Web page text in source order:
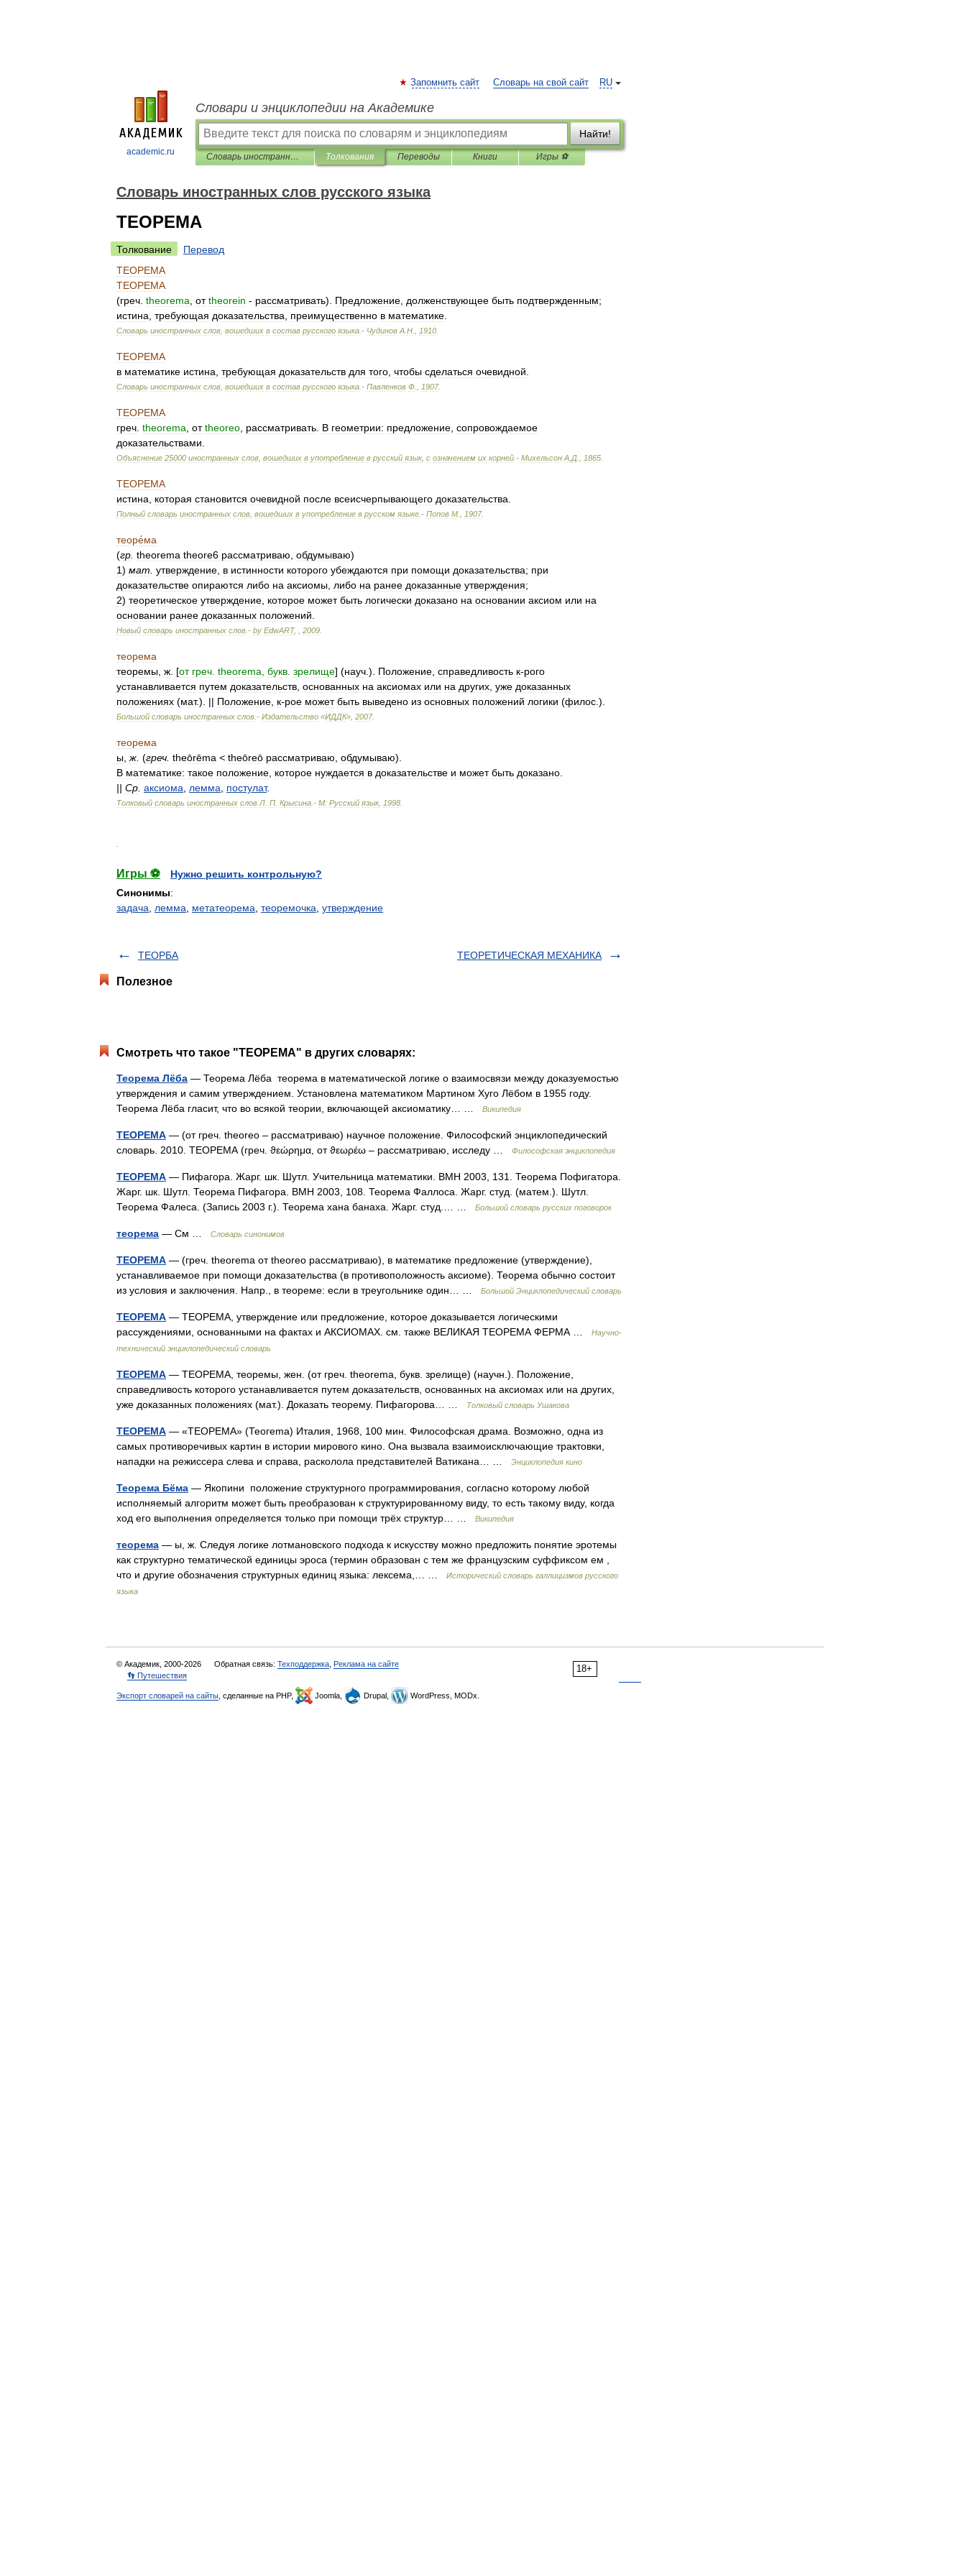
academic.ru
RU
Запомнить сайт Словарь на свой сайт
Словари и энциклопедии на Академике
Найти!
Словарь иностранных слов русского языка Толкования Переводы Книги Игры ⚽
Словарь иностранных слов русского языка
ТЕОРЕМА
Толкование
Перевод
ТЕОРЕМА
ТЕОРЕМА
(греч theorema от theorein - рассматривать). Предложение долженствующее быть подтвержденным;
истина требующая доказательства преимущественно в математике
Словарь иностранных слов вошедших в состав русского языка .- Чудинов А Н 1910
ТЕОРЕМА
в математике истина требующая доказательств для того чтобы сделаться очевидной
Словарь иностранных слов вошедших в состав русского языка .- Павленков Ф 1907.
ТЕОРЕМА
греч theorema от theoreo рассматривать В геометрии: предложение сопровождаемое
доказательствами
Объяснение 25000 иностранных слов вошедших в употребление в русский язык, с означением их корней .- Михельсон А Д 1865
ТЕОРЕМА
истина
которая становится очевидной после всеисчерпывающего доказательства
Полный словарь иностранных слов вошедших в употребление в русском языке .- Попов М 1907.
теоре́ма
(гр theorema theore6 рассматриваю обдумываю)
1) мат утверждение в истинности которого убеждаются при помощи доказательства; при
доказательстве опираются либо на аксиомы либо на ранее доказанные утверждения;
2) теоретическое утверждение которое может быть логически доказано на основании аксиом или на
основании ранее доказанных положений
Новый словарь иностранных слов .- by EdwART, 2009
теорема
теоремы ж . [от греч theorema букв зрелище] (науч .). Положение справедливость к-рого
устанавливается путем доказательств основанных на аксиомах или на других уже доказанных
положениях (мат.). || Положение к-рое может быть выведено из основных положений логики (филос .).
Большой словарь иностранных слов .- Издательство «ИДДК» 2007.
теорема
ы ж (греч theōrēma < theōreō рассматриваю обдумываю).
В математике: такое положение которое нуждается в доказательстве и может быть доказано
|| Ср аксиома лемма постулат.
Толковый словарь иностранных слов Л П Крысина .- М: Русский язык, 1998
Игры ⚽
Нужно решить контрольную?
Синонимы:
задача
лемма метатеорема теоремочка утверждение
ТЕОРБА ТЕОРЕТИЧЕСКАЯ МЕХАНИКА
Полезное
Смотреть что такое "ТЕОРЕМА" в других словарях:
Теорема Лёба — Теорема Лёба теорема в математической логике о взаимосвязи между доказуемостью
утверждения и самим утверждением. Установлена математиком Мартином Хуго Лёбом в 1955 году.
Теорема Лёба гласит, что во всякой теории, включающей аксиоматику… …
Википедия
ТЕОРЕМА — (от греч. theoreo – рассматриваю) научное положение. Философский энциклопедический
словарь. 2010. ТЕОРЕМА (греч. ϑεώρημα, от ϑεωρέω – рассматриваю, исследу …
Философская энциклопедия
ТЕОРЕМА — Пифагора. Жарг. шк. Шутл. Учительница математики. ВМН 2003, 131. Теорема Пофигатора.
Жарг. шк. Шутл. Теорема Пифагора. ВМН 2003, 108. Теорема Фаллоса. Жарг. студ. (матем.). Шутл.
Теорема Фалеса. (Запись 2003 г.). Теорема хана банаха. Жарг. студ.… …
Большой словарь русских поговорок
теорема — См … Словарь синонимов
ТЕОРЕМА — (греч. theorema от theoreo рассматриваю), в математике предложение (утверждение),
устанавливаемое при помощи доказательства (в противоположность аксиоме). Теорема обычно состоит
из условия и заключения. Напр., в теореме: если в треугольнике один… …
Большой Энциклопедический словарь
ТЕОРЕМА — ТЕОРЕМА, утверждение или предложение, которое доказывается логическими
рассуждениями, основанными на фактах и АКСИОМАХ. см. также ВЕЛИКАЯ ТЕОРЕМА ФЕРМА …
Научно-
технический энциклопедический словарь
ТЕОРЕМА — ТЕОРЕМА, теоремы, жен. (от греч. theorema, букв. зрелище) (научн.). Положение,
справедливость которого устанавливается путем доказательств, основанных на аксиомах или на других,
уже доказанных положениях (мат.). Доказать теорему. Пифагорова… …
Толковый словарь Ушакова
ТЕОРЕМА — «ТЕОРЕМА» (Теогеmа) Италия, 1968, 100 мин. Философская драма. Возможно, одна из
самых противоречивых картин в истории мирового кино. Она вызвала взаимоисключающие трактовки,
нападки на режиссера слева и справа, расколола представителей Ватикана… …
Энциклопедия кино
Теорема Бёма — Якопини положение структурного программирования, согласно которому любой
исполняемый алгоритм может быть преобразован к структурированному виду, то есть такому виду, когда
ход его выполнения определяется только при помощи трёх структур… …
Википедия
теорема — ы, ж. Следуя логике лотмановского подхода к искусству можно предложить понятие эротемы
как структурно тематической единицы эроса (термин образован с тем же французским суффиксом ем ,
что и другие обозначения структурных единиц языка: лексема,… …
Исторический словарь галлицизмов русского
языка
18+
© Академик, 2000-2026 Обратная связь: Техподдержка Реклама на сайте
👣 Путешествия
Экспорт словарей на сайты , сделанные на PHP, Joomla, Drupal, WordPress, MODx.